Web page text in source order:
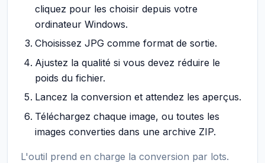
cliquez pour les choisir depuis votre
ordinateur Windows.
Choisissez JPG comme format de sortie.
Ajustez la qualité si vous devez réduire le
poids du fichier.
Lancez la conversion et attendez les aperçus.
Téléchargez chaque image, ou toutes les
images converties dans une archive ZIP.
L'outil prend en charge la conversion par lots.